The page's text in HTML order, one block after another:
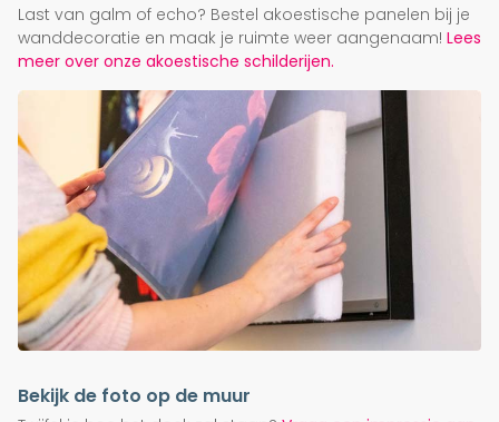
Last van galm of echo? Bestel akoestische panelen bij je
wanddecoratie en maak je ruimte weer aangenaam! Lees
meer over onze akoestische schilderijen.
Bekijk de foto op de muur